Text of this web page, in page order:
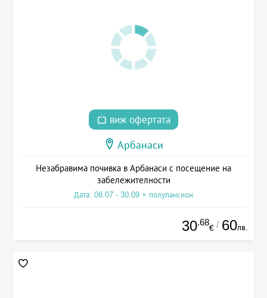
виж офертата
Арбанаси
Незабравима почивка в Арбанаси с посещение на
забележителности
Дата: 08.07 - 30.09 + полупансион
30.68
€ / 60лв.